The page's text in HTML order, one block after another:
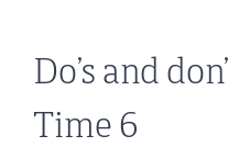
Do’s and
Time 6